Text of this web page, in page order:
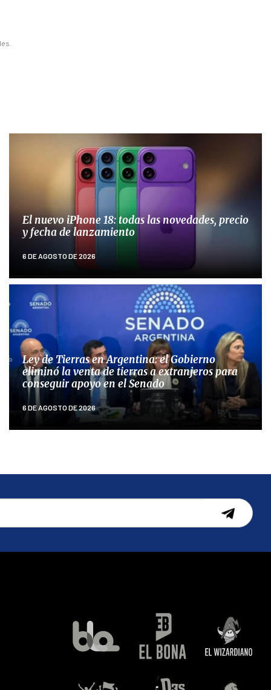
El nuevo iPhone 18: todas las novedades, precio
y fecha de lanzamiento
6 DE AGOSTO DE 2026
Ley de Tierras en Argentina: el Gobierno
eliminó la venta de tierras a extranjeros para
conseguir apoyo en el Senado
6 DE AGOSTO DE 2026